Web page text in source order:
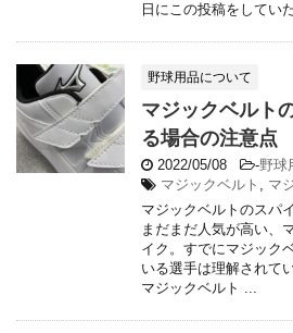
日にこの投稿をしてい
野球用品について
マジックベルト
る場合の注意点
2022/05/08 -野球
マジックベルト , マ
マジックベルトのスパ
まだまだ人気が高い、
イク。すでにマジック
いる選手は理解されて
マジックベルト ...